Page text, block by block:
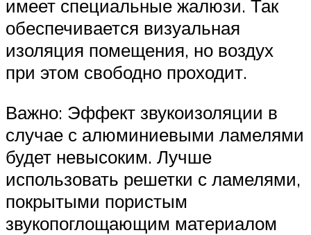
имеет специальные жалюзи. Так
обеспечивается визуальная
изоляция помещения, но воздух
при этом свободно проходит.
Важно: Эффект звукоизоляции в
случае с алюминиевыми ламелями
будет невысоким. Лучше
использовать решетки с ламелями,
покрытыми пористым
звукопоглощающим материалом